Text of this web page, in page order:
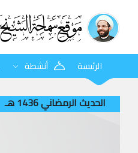
الرئيسة أنشطة
الحديث الرمضاني 1436 هـ